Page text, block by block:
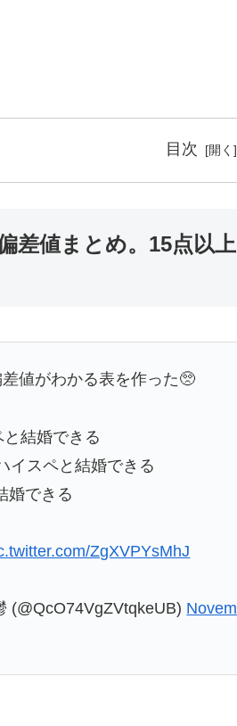
目次
差値まとめ。15点以
値がわかる表を作った🥺
結婚できる
イスペと結婚できる
婚できる
ZgXVPYsMhJ
(@QcO74VgZVtqkeUB)